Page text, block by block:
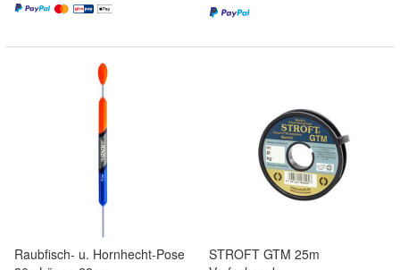
Raubfisch- u. Hornhecht-Pose
STROFT GTM 25m